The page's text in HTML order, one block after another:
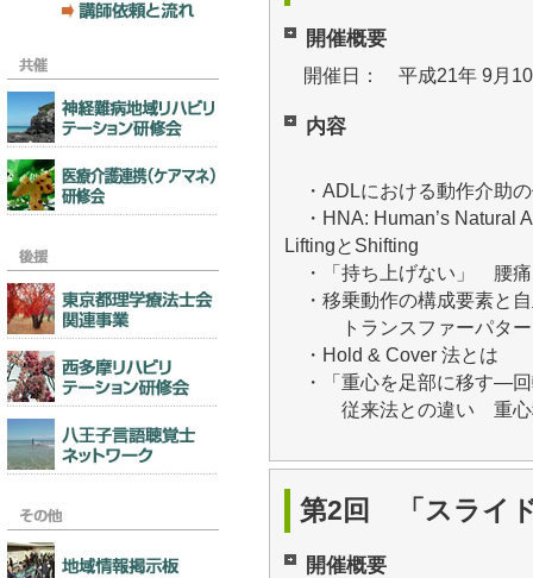
開催概要
開催日： 平成21年 9月10
内容
・ADLにおける動作介助
・HNA: Human’s Natural
LiftingとShifting
・「持ち上げない」 腰痛
・移乗動作の構成要素と
トランスファーパター
・Hold & Cover 法とは
・「重心を足部に移す―
従来法との違い 重心
第2回 「スライ
開催概要